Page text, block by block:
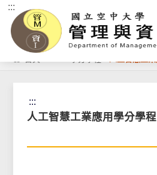
跳到主要內容區塊
:::
:::
人工智慧工業應用學分學程